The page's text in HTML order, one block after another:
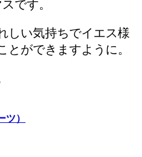
です。
しい気持ちでイエス様
ができますように。
）